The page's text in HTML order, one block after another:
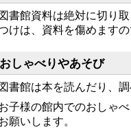
図書館資料は絶対に切り
けは、資料を傷めます
おしゃべりやあそび
図書館は本を読んだり、
子様の館内でのおしゃ
願いします。